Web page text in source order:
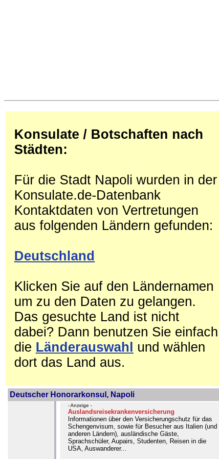
Konsulate / Botschaften nach
Städten:
Für die Stadt Napoli wurden in der
Konsulate.de-Datenbank
Kontaktdaten von Vertretungen
aus folgenden Ländern gefunden:
Deutschland
Klicken Sie auf den Ländernamen
um zu den Daten zu gelangen.
Das gesuchte Land ist nicht
dabei? Dann benutzen Sie einfach
die Länderauswahl
und wählen
dort das Land aus.
Deutscher Honorarkonsul, Napoli
- Anzeige -
Auslandsreisekrankenversicherung
Informationen über den Versicherungschutz für das
Schengenvisum, sowie für Besucher aus Italien (und
anderen Ländern), ausländische Gäste,
Sprachschüler, Aupairs, Studenten, Reisen in die
USA, Auswanderer...